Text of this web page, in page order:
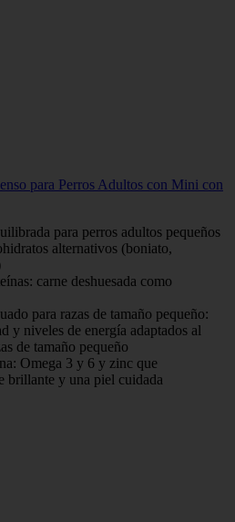
para Perros Adultos con Mini con
para perros adultos pequeños
alternativos (boniato,
carne deshuesada como
para razas de tamaño pequeño:
y niveles de energía adaptados al
de tamaño pequeño
Omega 3 y 6 y zinc que
brillante y una piel cuidada